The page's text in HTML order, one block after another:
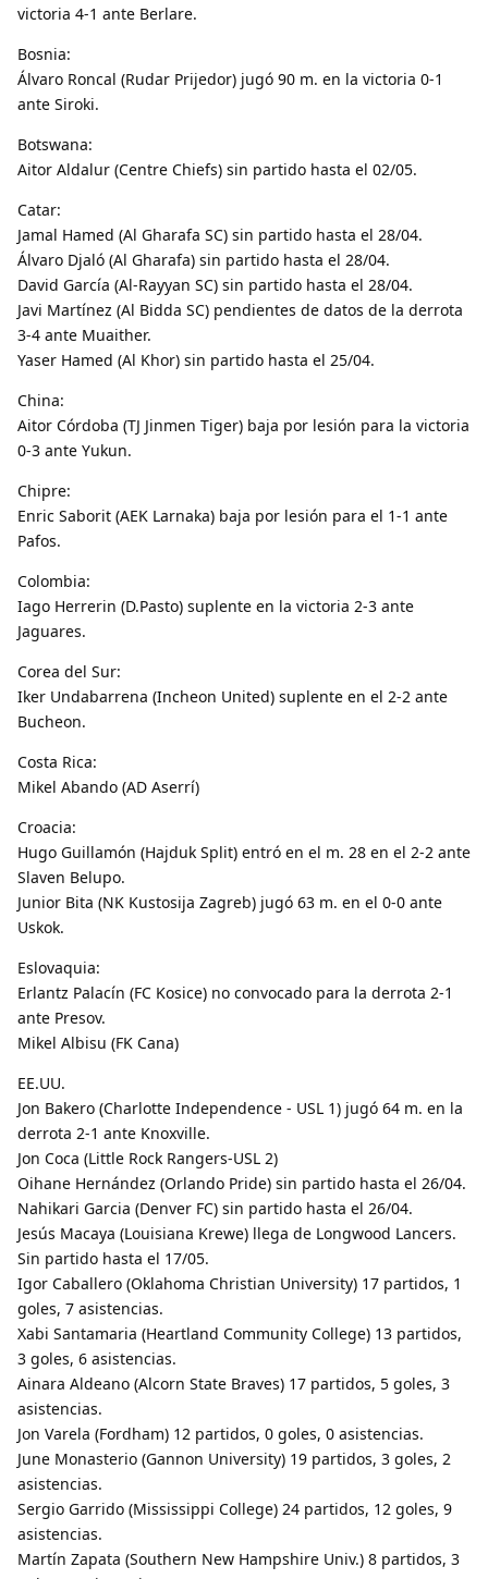
victoria 4-1 ante Berlare.
Bosnia:
Álvaro Roncal (Rudar Prijedor) jugó 90 m. en la victoria 0-1
ante Siroki.
Botswana:
Aitor Aldalur (Centre Chiefs) sin partido hasta el 02/05.
Catar:
Jamal Hamed (Al Gharafa SC) sin partido hasta el 28/04.
Álvaro Djaló (Al Gharafa) sin partido hasta el 28/04.
David García (Al-Rayyan SC) sin partido hasta el 28/04.
Javi Martínez (Al Bidda SC) pendientes de datos de la derrota
3-4 ante Muaither.
Yaser Hamed (Al Khor) sin partido hasta el 25/04.
China:
Aitor Córdoba (TJ Jinmen Tiger) baja por lesión para la victoria
0-3 ante Yukun.
Chipre:
Enric Saborit (AEK Larnaka) baja por lesión para el 1-1 ante
Pafos.
Colombia:
Iago Herrerin (D.Pasto) suplente en la victoria 2-3 ante
Jaguares.
Corea del Sur:
Iker Undabarrena (Incheon United) suplente en el 2-2 ante
Bucheon.
Costa Rica:
Mikel Abando (AD Aserrí)
Croacia:
Hugo Guillamón (Hajduk Split) entró en el m. 28 en el 2-2 ante
Slaven Belupo.
Junior Bita (NK Kustosija Zagreb) jugó 63 m. en el 0-0 ante
Uskok.
Eslovaquia:
Erlantz Palacín (FC Kosice) no convocado para la derrota 2-1
ante Presov.
Mikel Albisu (FK Cana)
EE.UU.
Jon Bakero (Charlotte Independence - USL 1) jugó 64 m. en la
derrota 2-1 ante Knoxville.
Jon Coca (Little Rock Rangers-USL 2)
Oihane Hernández (Orlando Pride) sin partido hasta el 26/04.
Nahikari Garcia (Denver FC) sin partido hasta el 26/04.
Jesús Macaya (Louisiana Krewe) llega de Longwood Lancers.
Sin partido hasta el 17/05.
Igor Caballero (Oklahoma Christian University) 17 partidos, 1
goles, 7 asistencias.
Xabi Santamaria (Heartland Community College) 13 partidos,
3 goles, 6 asistencias.
Ainara Aldeano (Alcorn State Braves) 17 partidos, 5 goles, 3
asistencias.
Jon Varela (Fordham) 12 partidos, 0 goles, 0 asistencias.
June Monasterio (Gannon University) 19 partidos, 3 goles, 2
asistencias.
Sergio Garrido (Mississippi College) 24 partidos, 12 goles, 9
asistencias.
Martín Zapata (Southern New Hampshire Univ.) 8 partidos, 3